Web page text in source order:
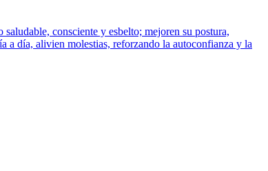
consciente y esbelto; mejoren su postura,
a día, alivien molestias, reforzando la autoconfianza y la